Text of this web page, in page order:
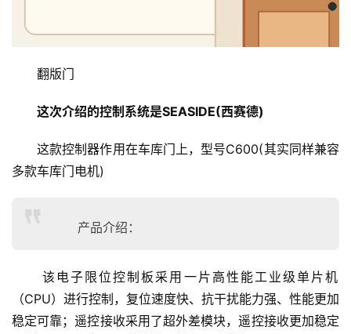
翻版门
这次介绍的控制系统是SEASIDE(西赛德)
这款控制器作用在车库门上，型号C600(其实同样兼容
多款车库门电机)
产品介绍：
该电子限位控制板采用一片高性能工业级单片机
（CPU）进行控制，复位速度快、抗干扰能力强、性能更加
稳定可靠；遥控接收采用了超外差模块，遥控接收更加稳定